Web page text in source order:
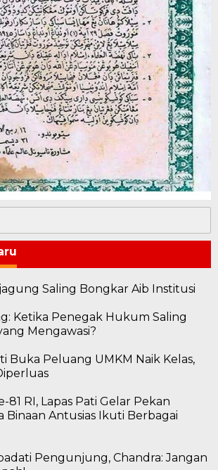
Saling Bongkar Aib Institusi
Ketika Penegak Hukum Saling
Mengawasi?
Buka Peluang UMKM Naik Kelas,
81 RI, Lapas Pati Gelar Pekan
Binaan Antusias Ikuti Berbagai
Pengunjung, Chandra: Jangan